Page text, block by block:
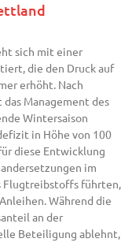
sich mit einer
die den Druck auf
erhöht. Nach
Management des
Wintersaison
in Höhe von 100
diese Entwicklung
im
Flugtreibstoffs führten,
Während die
an der
Beteiligung ablehnt,